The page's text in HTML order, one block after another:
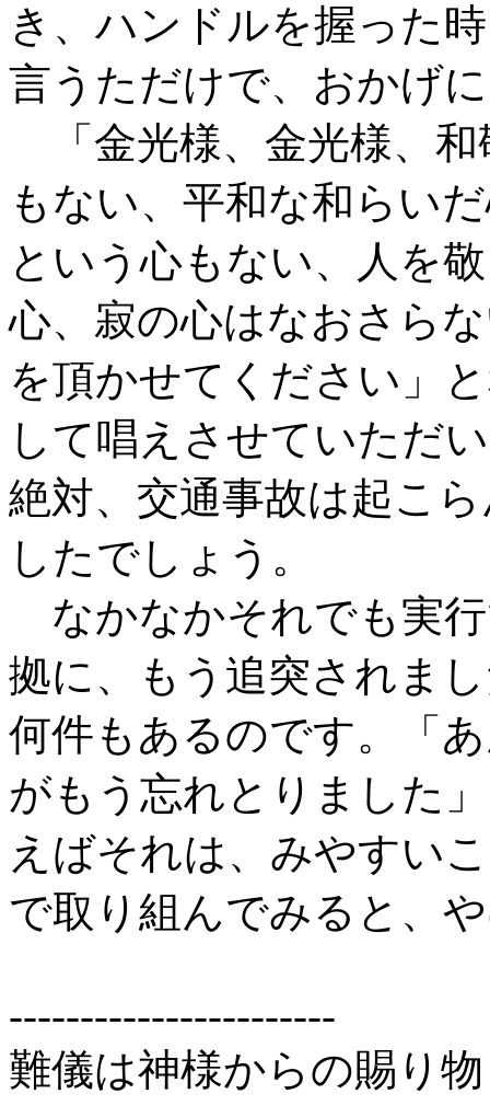
き、ハンドルを握った
言うただけで、おかげ
「金光様、金光様、和
もない、平和な和らい
という心もない、人を
心、寂の心はなおさら
を頂かせてください」
して唱えさせていただ
絶対、交通事故は起こ
したでしょう。
なかなかそれでも実
拠に、もう追突されま
何件もあるのです。「
がもう忘れとりました
えばそれは、みやすい
で取り組んでみると、
-----------------------
難儀は神様からの賜り物